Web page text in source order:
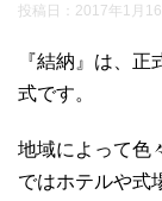
投稿日：2017年1月16
『結納』は、
式です。
地域によって色
ではホテルや式